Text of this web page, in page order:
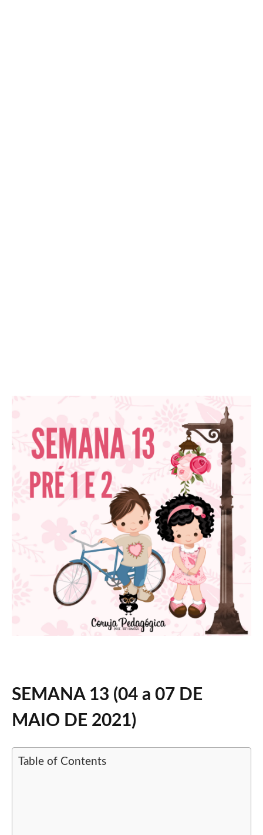
SEMANA 13 (04 a 07 DE
MAIO DE 2021)
Table of Contents